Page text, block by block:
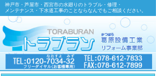
神戸市・芦屋市・西宮市の水廻りのトラブル・修理・
メンテナンス・下水道工事のことならなんでもご相談ください。